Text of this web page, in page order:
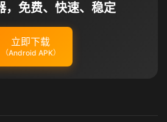
，免费、快速、稳定
立即下载
（Android APK）